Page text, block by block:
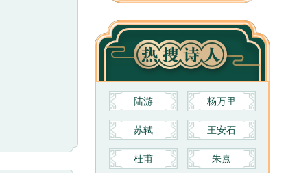
枕中秘，而风格性灵不系此也。特
取高旷数篇，以著公之风概。
陆游 杨万里
苏轼 王安石
杜甫 朱熹